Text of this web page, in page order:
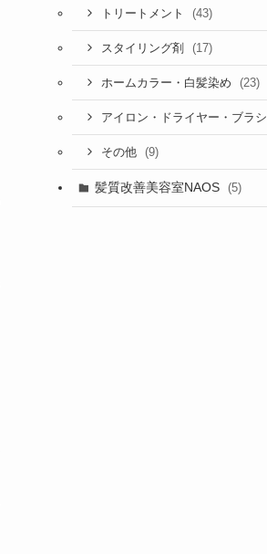
トリートメント (43)
スタイリング剤 (17)
ホームカラー・白髪染め (23)
アイロン・ドライヤー・ブラシ
その他 (9)
髪質改善美容室NAOS (5)